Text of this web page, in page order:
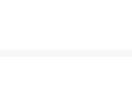
트, 최신 금융 뉴스, 실시
결책은 아래에...) https://